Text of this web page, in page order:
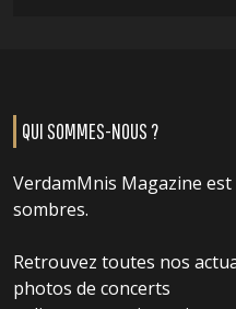
QUI SOMMES-NOUS ?
VerdamMnis Magazine
sombres.
Retrouvez toutes nos
photos de concerts